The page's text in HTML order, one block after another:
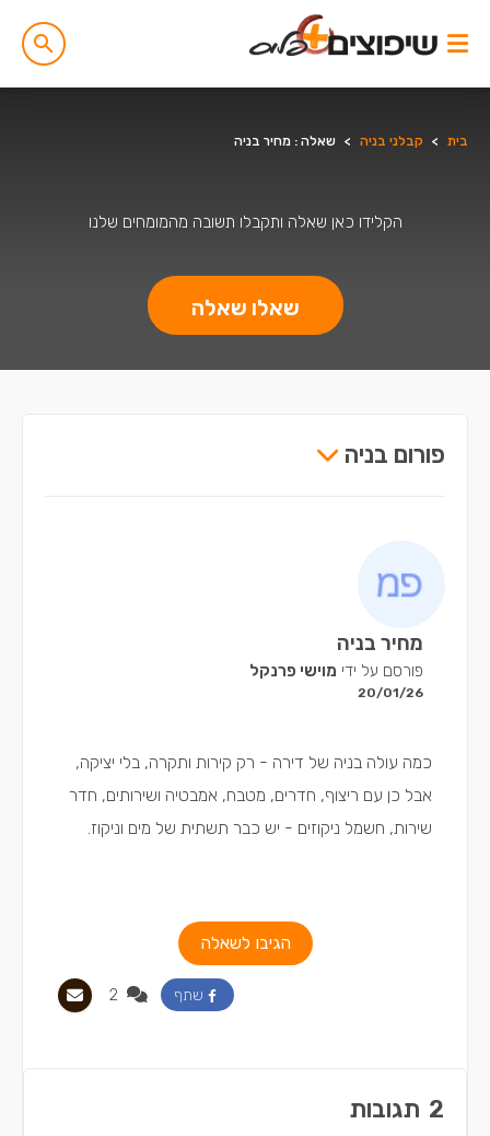
בית > קבלני בניה > שאלה : מחיר בניה
הקלידו כאן שאלה ותקבלו תשובה מהמומחים שלנו
שאלו שאלה
פורום בניה
מחיר בניה
פורסם על ידי מוישי פרנקל
20/01/26
כמה עולה בניה של דירה - רק קירות ותקרה, בלי יציקה,
אבל כן עם ריצוף, חדרים, מטבח, אמבטיה ושירותים, חדר
שירות, חשמל ניקוזים - יש כבר תשתית של מים וניקוז.
הגיבו לשאלה
שתף
2 תגובות